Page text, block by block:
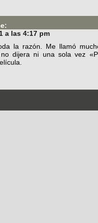
a las 4:17 pm
la razón. Me llamó
dijera ni una sola vez